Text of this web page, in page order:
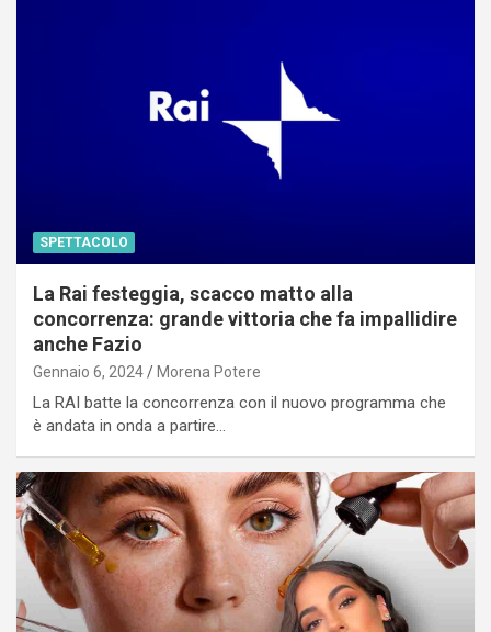
SPETTACOLO
La Rai festeggia, scacco matto alla
concorrenza: grande vittoria che fa impallidire
anche Fazio
Gennaio 6, 2024 Morena Potere
La RAI batte la concorrenza con il nuovo programma che
è andata in onda a partire…